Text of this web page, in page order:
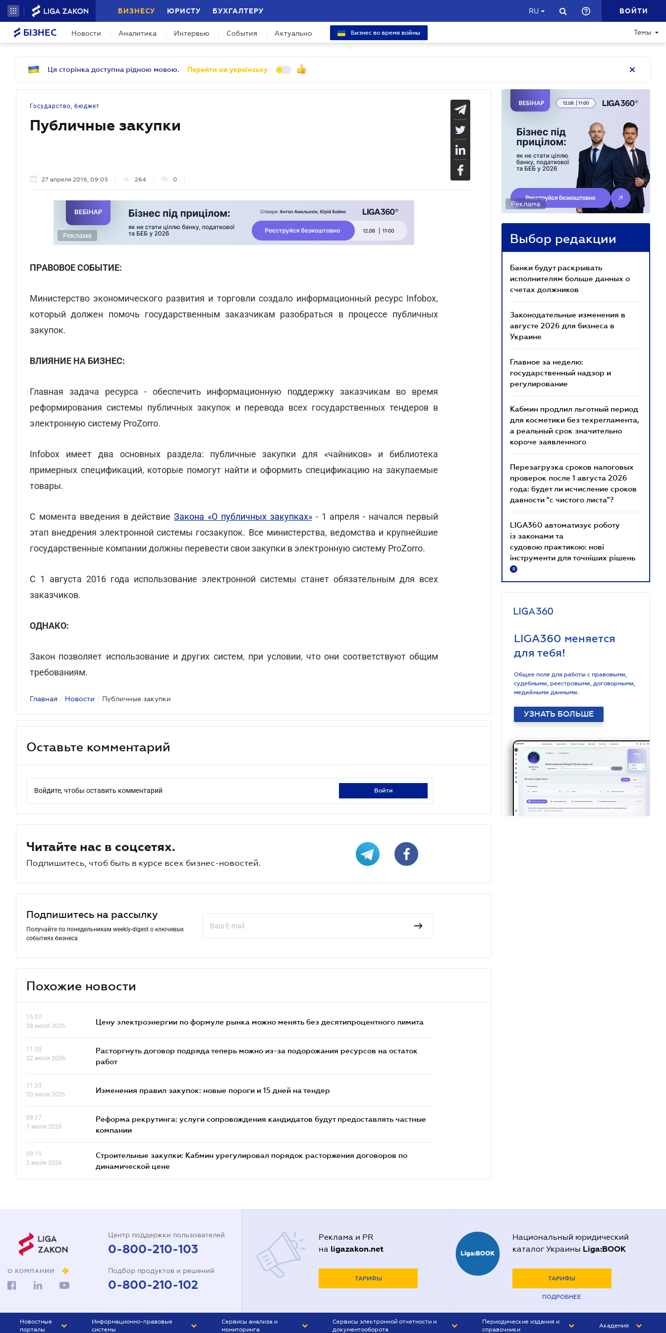
БИЗНЕСУ ЮРИСТУ БУХГАЛТЕРУ RU ВОЙТИ
БІЗНЕС Новости Аналитика Интервью События Актуально Бизнес во время войны Темы
Ця сторінка доступна рідною мовою. Перейти на українську
Государство, бюджет
Публичные закупки
27 апреля 2016, 09:05 264 0
Реклама
ПРАВОВОЕ СОБЫТИЕ:
Министерство экономического развития и торговли создало информационный ресурс Infobox,
который должен помочь государственным заказчикам разобраться в процессе публичных
закупок.
ВЛИЯНИЕ НА БИЗНЕС:
Главная задача ресурса - обеспечить информационную поддержку заказчикам во время
реформирования системы публичных закупок и перевода всех государственных тендеров в
электронную систему ProZorro.
Infobox имеет два основных раздела: публичные закупки для «чайников» и библиотека
примерных спецификаций, которые помогут найти и оформить спецификацию на закупаемые
товары.
С момента введения в действиеЗакона «О публичных закупках»- 1 апреля - начался первый
этап внедрения электронной системы госзакупок. Все министерства, ведомства и крупнейшие
государственные компании должны перевести свои закупки в электронную систему ProZorro.
С 1 августа 2016 года использование электронной системы станет обязательным для всех
заказчиков.
ОДНАКО:
Закон позволяет использование и других систем, при условии, что они соответствуют общим
требованиям.
Главная / Новости / Публичные закупки
Оставьте комментарий
Войдите, чтобы оставить комментарий войти
Читайте нас в соцсетях.
Подпишитесь, чтоб быть в курсе всех бизнес-новостей.
Подпишитесь на рассылку
Получайте по понедельникам weekly-digest о ключевых
событиях бизнеса
Похожие новости
15.07
28 июля 2026
Цену электроэнергии по формуле рынка можно менять без десятипроцентного лимита
11.20
22 июля 2026
Расторгнуть договор подряда теперь можно из-за подорожания ресурсов на остаток
работ
11.33
20 июля 2026
Изменения правил закупок: новые пороги и 15 дней на тендер
09.17
7 июля 2026
Реформа рекрутинга: услуги сопровождения кандидатов будут предоставлять частные
компании
09.15
2 июля 2026
Строительные закупки: Кабмин урегулировал порядок расторжения договоров по
динамической цене
Реклама
Выбор редакции
Банки будут раскрывать
исполнителям больше данных о
счетах должников
Законодательные изменения в
августе 2026 для бизнеса в
Украине
Главное за неделю:
государственный надзор и
регулирование
Кабмин продлил льготный период
для косметики без техрегламента,
а реальный срок значительно
короче заявленного
Перезагрузка сроков налоговых
проверок после 1 августа 2026
года: будет ли исчисление сроков
давности "с чистого листа"?
LIGA360 автоматизує роботу
із законами та
судовою практикою: нові
інструменти для точніших рішень
R
LIGA360 меняется
для тебя!
Общее поле для работы с правовыми,
судебными, реестровыми, договорными,
медийными данными.
УЗНАТЬ БОЛЬШЕ
О КОМПАНИИ
Центр поддержки пользователей
0-800-210-103
Подбор продуктов и решений
0-800-210-102
Реклама и PR
на ligazakon.net
ТАРИФЫ
Национальный юридический
каталог Украины Liga:BOOK
ТАРИФЫ
ПОДРОБНЕЕ
Новостные
порталы
Информационно-правовые
системы
Сервисы анализа и
мониторинга
Сервисы электронной отчетности и
документооборота
Периодические издания и
справочники
Академия